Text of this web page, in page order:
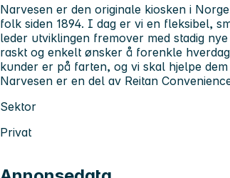
Narvesen er den originale kiosken i
folk siden 1894. I dag er vi en fleksibel,
leder utviklingen fremover med stadig
raskt og enkelt ønsker å forenkle
kunder er på farten, og vi skal hjelpe
Narvesen er en del av Reitan
Sektor
Privat